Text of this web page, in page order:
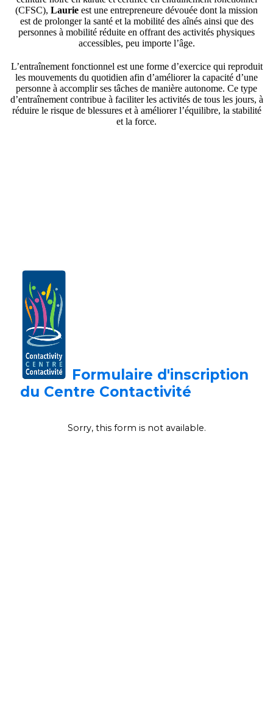
(CFSC), Laurie est une entrepreneure dévouée dont la mission
est de prolonger la santé et la mobilité des aînés ainsi que des
personnes à mobilité réduite en offrant des activités physiques
accessibles, peu importe l’âge.
L’entraînement fonctionnel est une forme d’exercice qui reproduit
les mouvements du quotidien afin d’améliorer la capacité d’une
personne à accomplir ses tâches de manière autonome. Ce type
d’entraînement contribue à faciliter les activités de tous les jours, à
réduire le risque de blessures et à améliorer l’équilibre, la stabilité
et la force.